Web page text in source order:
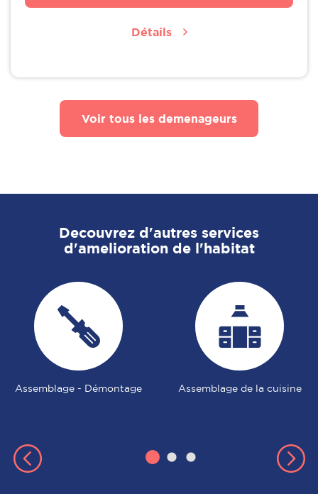
Détails
Voir tous les demenageurs
Decouvrez d'autres services
d'amelioration de l'habitat
Assemblage - Démontage Assemblage de la cuisine